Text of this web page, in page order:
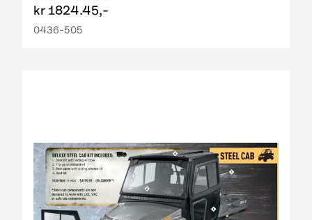
kr 1824.45,-
0436-505